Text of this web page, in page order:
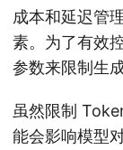
成本和延迟管
素。为了有效
参数来限制生
虽然限制
能会影响模型